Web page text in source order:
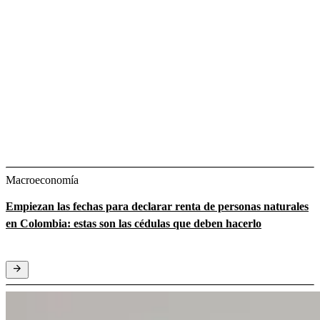
Macroeconomía
Empiezan las fechas para declarar renta de personas naturales
en Colombia: estas son las cédulas que deben hacerlo